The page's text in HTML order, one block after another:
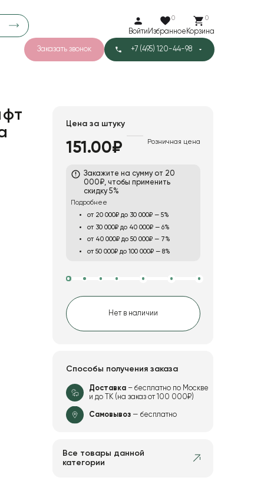
Войти
0
Избранное
0
Корзина
Заказать звонок +7 (495) 120-44-98
Цена за штуку
151.00₽ Розничная цена
Закажите на сумму от 20
000₽, чтобы применить
скидку 5%
Подробнее
от 20 000₽ до 30 000₽ — 5%
от 30 000₽ до 40 000₽ — 6%
от 40 000₽ до 50 000₽ — 7%
от 50 000₽ до 100 000₽ — 8%
Нет в наличии
Способы получения заказа
Доставка– бесплатно по Москве
и до ТК (на заказ от 100 000₽)
Самовывоз— бесплатно
Все товары данной
категории